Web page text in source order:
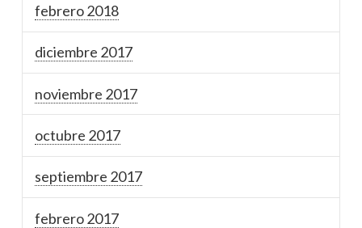
febrero 2018
diciembre 2017
noviembre 2017
octubre 2017
septiembre 2017
febrero 2017